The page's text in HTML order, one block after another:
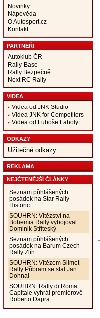
Novinky
Nápověda
O Autosport.cz
Kontakt
PARTNEŘI
Autoklub ČR
Rally-Base
Rally Bezpečně
Next RC Rally
VIDEA
Videa od JNK Studio
Videa JNK for Competitors
Videa od Luboše Laholy
ODKAZY
Užitečné odkazy
REKLAMA
NEJČTENĚJŠÍ ČLÁNKY
Seznam přihlášených
posádek na Star Rally
Historic
SOUHRN: Vítězství na
Bohemia Rally vybojoval
Dominik Stříteský
Seznam přihlášených
posádek na Barum Czech
Rally Zlín
SOUHRN: Vítězem Silmet
Rally Příbram se stal Jan
Dohnal
SOUHRN: Rally di Roma
Capitale vyhrál premiérově
Roberto Dapra